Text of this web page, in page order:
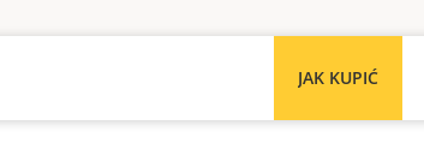
JAK KUPIĆ